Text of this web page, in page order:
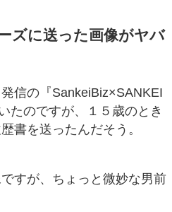
ズに送った画像がヤバ
信の『SankeiBiz×SANKEI
たのですが、１５歳のとき
書を送ったんだそう。
すが、ちょっと微妙な男前